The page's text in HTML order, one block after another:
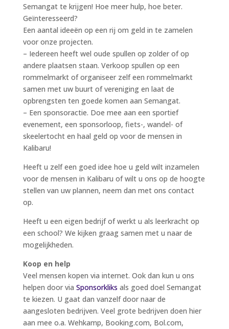
Semangat te krijgen! Hoe meer hulp, hoe beter.
Geïnteresseerd?
Een aantal ideeën op een rij om geld in te zamelen
voor onze projecten.
– Iedereen heeft wel oude spullen op zolder of op
andere plaatsen staan. Verkoop spullen op een
rommelmarkt of organiseer zelf een rommelmarkt
samen met uw buurt of vereniging en laat de
opbrengsten ten goede komen aan Semangat.
– Een sponsoractie. Doe mee aan een sportief
evenement, een sponsorloop, fiets-, wandel- of
skeelertocht en haal geld op voor de mensen in
Kalibaru!
Heeft u zelf een goed idee hoe u geld wilt inzamelen
voor de mensen in Kalibaru of wilt u ons op de hoogte
stellen van uw plannen, neem dan met ons contact
op.
Heeft u een eigen bedrijf of werkt u als leerkracht op
een school? We kijken graag samen met u naar de
mogelijkheden.
Koop en help
Veel mensen kopen via internet. Ook dan kun u ons
helpen door via Sponsorkliks als goed doel Semangat
te kiezen. U gaat dan vanzelf door naar de
aangesloten bedrijven. Veel grote bedrijven doen hier
aan mee o.a. Wehkamp, Booking.com, Bol.com,